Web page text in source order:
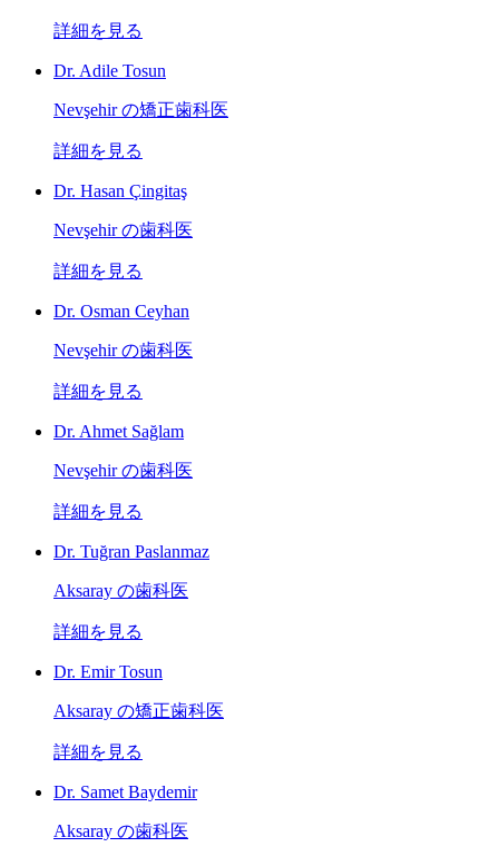
詳細を見る
Dr. Adile Tosun
Nevşehir の矯正歯科医
詳細を見る
Dr. Hasan Çingitaş
Nevşehir の歯科医
詳細を見る
Dr. Osman Ceyhan
Nevşehir の歯科医
詳細を見る
Dr. Ahmet Sağlam
Nevşehir の歯科医
詳細を見る
Dr. Tuğran Paslanmaz
Aksaray の歯科医
詳細を見る
Dr. Emir Tosun
Aksaray の矯正歯科医
詳細を見る
Dr. Samet Baydemir
Aksaray の歯科医